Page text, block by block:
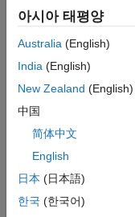
Tags matrix
combination
Problem
combinations
Created by:
Tagscombination
ff2n,fullfact
아시아 태평양
Australia (English)
India (English)
New Zealand (English)
中国
简体中文
English
日本 (日本語)
한국 (한국어)